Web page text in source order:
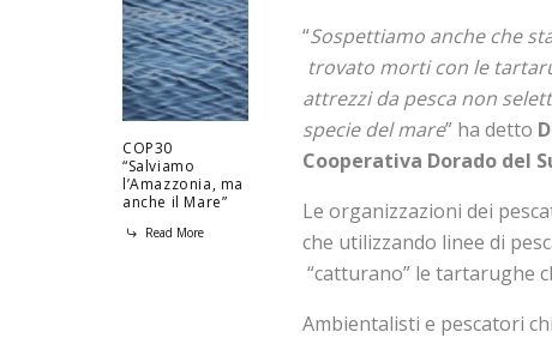
COP30
“Salviamo
l’Amazzonia, ma
anche il Mare”
Read More
“Sospettiamo anche che
trovato morti con le
attrezzi da pesca non
specie del mare” ha detto
Cooperativa Dorado del
Le organizzazioni dei
che utilizzando linee di
“catturano” le tartarughe
Ambientalisti e pescatori